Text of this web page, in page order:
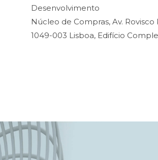
Desenvolvimento
Núcleo de Compras, Av. Rovisco
1049-003 Lisboa, Edifício